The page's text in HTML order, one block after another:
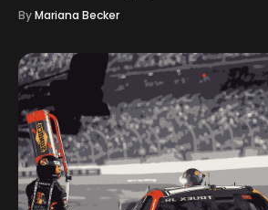
ByMariana Becker